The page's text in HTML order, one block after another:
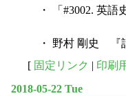
・ 「#3002. 英語
・ 野村 剛史 『
[ 固定リンク | 印刷
2018-05-22 Tue